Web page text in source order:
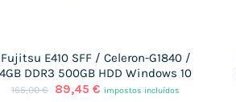
Fujitsu E410 SFF / Celeron-G1840 /
4GB DDR3 500GB HDD Windows 10
165,00€
O
89,45 €Oimpostos incluídos